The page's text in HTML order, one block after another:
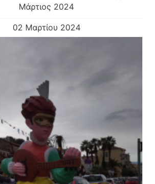
Μάρτιος 2024
02 Μαρτίου 2024